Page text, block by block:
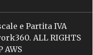
e Partita IVA
ALL RIGHTS
AWS